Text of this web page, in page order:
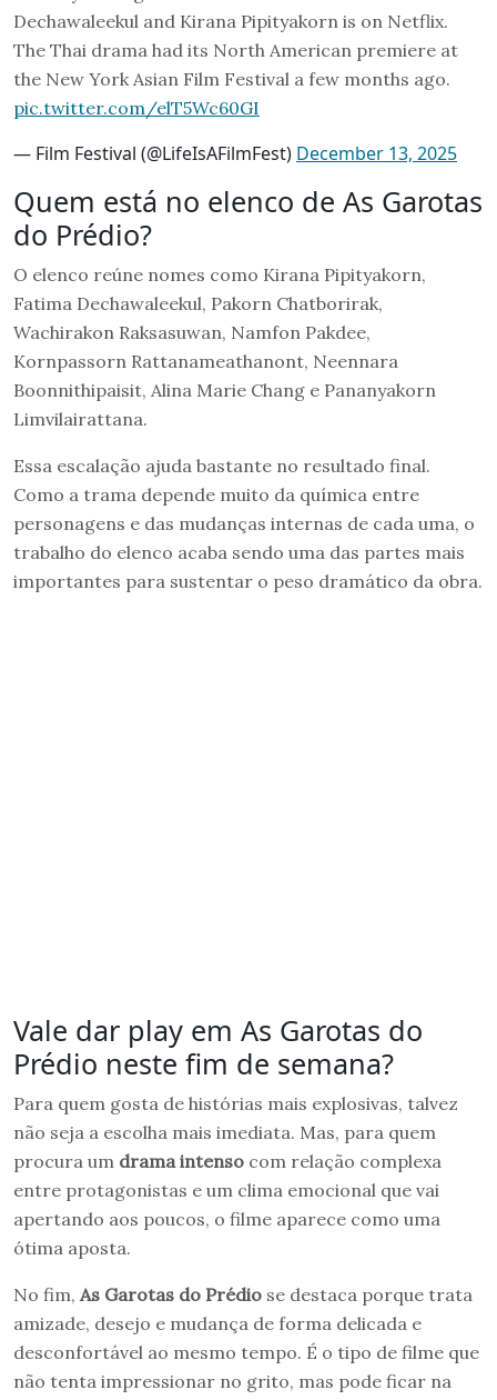
Dechawaleekul and Kirana Pipityakorn is on Netflix.
The Thai drama had its North American premiere at
the New York Asian Film Festival a few months ago.
pic.twitter.com/elT5Wc60GI
— Film Festival (@LifeIsAFilmFest) December 13, 2025
Quem está no elenco de As Garotas
do Prédio?
O elenco reúne nomes como Kirana Pipityakorn,
Fatima Dechawaleekul, Pakorn Chatborirak,
Wachirakon Raksasuwan, Namfon Pakdee,
Kornpassorn Rattanameathanont, Neennara
Boonnithipaisit, Alina Marie Chang e Pananyakorn
Limvilairattana.
Essa escalação ajuda bastante no resultado final.
Como a trama depende muito da química entre
personagens e das mudanças internas de cada uma, o
trabalho do elenco acaba sendo uma das partes mais
importantes para sustentar o peso dramático da obra.
Vale dar play em As Garotas do
Prédio neste fim de semana?
Para quem gosta de histórias mais explosivas, talvez
não seja a escolha mais imediata. Mas, para quem
procura um drama intenso com relação complexa
entre protagonistas e um clima emocional que vai
apertando aos poucos, o filme aparece como uma
ótima aposta.
No fim, As Garotas do Prédio se destaca porque trata
amizade, desejo e mudança de forma delicada e
desconfortável ao mesmo tempo. É o tipo de filme que
não tenta impressionar no grito, mas pode ficar na